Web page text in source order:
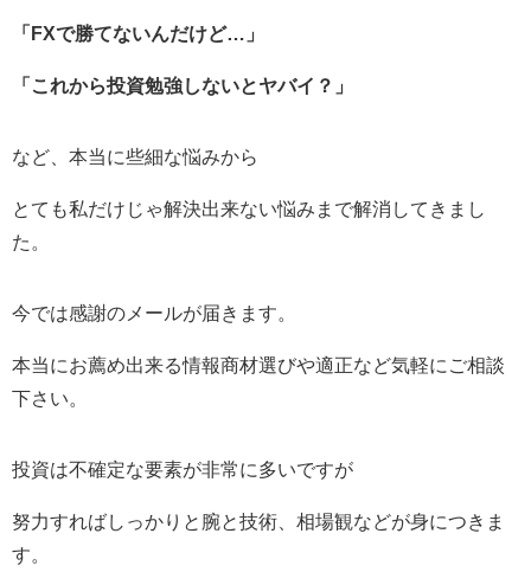
「FXで勝てないんだけど…」
「これから投資勉強しないとヤバイ？」
など、本当に些細な悩みから
とても私だけじゃ解決出来ない悩みまで解消してきまし
た。
今では感謝のメールが届きます。
本当にお薦め出来る情報商材選びや適正など気軽にご相談
下さい。
投資は不確定な要素が非常に多いですが
努力すればしっかりと腕と技術、相場観などが身につきま
す。